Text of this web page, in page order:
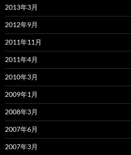
2013年3月
2012年9月
2011年11月
2011年4月
2010年3月
2009年1月
2008年3月
2007年6月
2007年3月